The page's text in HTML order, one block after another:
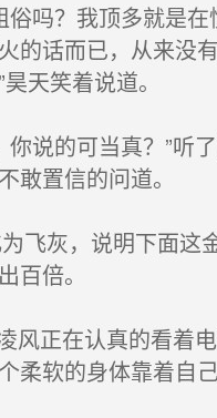
吗？我顶多就是在
的话而已，从来没
天笑着说道。
说的可当真？”听
敢置信的问道。
飞灰，说明下面这
百倍。
风正在认真的看着
柔软的身体靠着自己